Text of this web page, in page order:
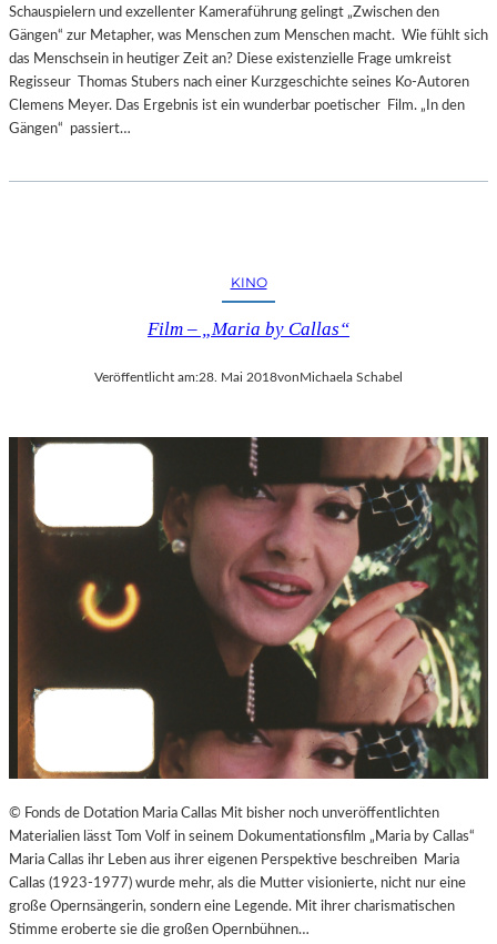
Schauspielern und exzellenter Kameraführung gelingt „Zwischen den
Gängen“ zur Metapher, was Menschen zum Menschen macht. Wie fühlt sich
das Menschsein in heutiger Zeit an? Diese existenzielle Frage umkreist
Regisseur Thomas Stubers nach einer Kurzgeschichte seines Ko-Autoren
Clemens Meyer. Das Ergebnis ist ein wunderbar poetischer Film. „In den
Gängen“ passiert…
KINO
Film – „Maria by Callas“
Veröffentlicht am:28. Mai 2018von Michaela Schabel
© Fonds de Dotation Maria Callas Mit bisher noch unveröffentlichten
Materialien lässt Tom Volf in seinem Dokumentationsfilm „Maria by Callas“
Maria Callas ihr Leben aus ihrer eigenen Perspektive beschreiben Maria
Callas (1923-1977) wurde mehr, als die Mutter visionierte, nicht nur eine
große Opernsängerin, sondern eine Legende. Mit ihrer charismatischen
Stimme eroberte sie die großen Opernbühnen…